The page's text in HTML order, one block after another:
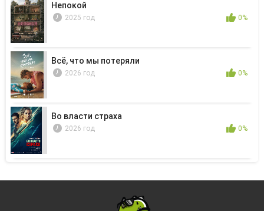
Непокой
2025 год 0%
Всё, что мы потеряли
2026 год 0%
Во власти страха
2026 год 0%